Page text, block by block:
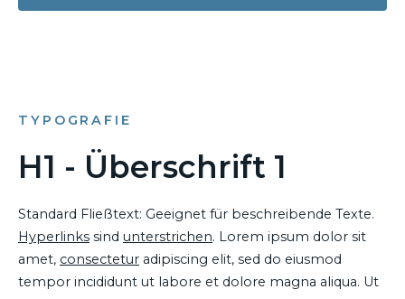
TYPOGRAFIE
H1 - Überschrift 1
Standard Fließtext: Geeignet für beschreibende Texte.
Hyperlinks sind unterstrichen. Lorem ipsum dolor sit
amet, consectetur adipiscing elit, sed do eiusmod
tempor incididunt ut labore et dolore magna aliqua. Ut